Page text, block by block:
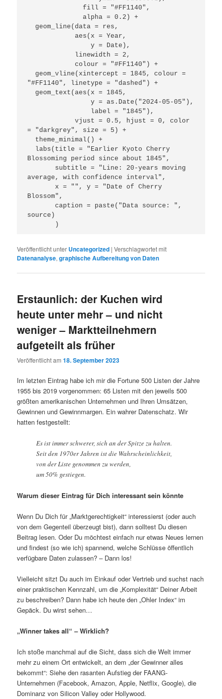
                y = Date),
            colour = "#FF1140") +
"#FF1140", linetype = "dashed") +
                y = as.Date("2024-05-05"),
            vjust = 0.5, hjust = 0, color
= "darkgrey", size = 5) +
Blossoming period since about 1845",
average, with confidence interval",
Blossom",
       caption = paste("Data source: ",
source)
       )
Veröffentlicht unter Uncategorized |Verschlagwortet mit
Datenanalyse,graphische Aufbereitung von Daten
Erstaunlich: der Kuchen wird
heute unter mehr – und nicht
weniger – Marktteilnehmern
aufgeteilt als früher
Veröffentlicht am18. September 2023
Im letzten Eintrag habe ich mir die Fortune 500 Listen der Jahre
1955 bis 2019 vorgenommen: 65 Listen mit den jeweils 500
größten amerikanischen Unternehmen und Ihren Umsätzen,
Gewinnen und Gewinnmargen. Ein wahrer Datenschatz. Wir
hatten festgestellt:
Es ist immer schwerer, sich an der Spitze zu halten.
Seit den 1970er Jahren ist die Wahrscheinlichkeit,
von der Liste genommen zu werden,
um 50% gestiegen.
Warum dieser Eintrag für Dich interessant sein könnte
Wenn Du Dich für „Marktgerechtigkeit“ interessierst (oder auch
von dem Gegenteil überzeugt bist), dann solltest Du diesen
Beitrag lesen. Oder Du möchtest einfach nur etwas Neues lernen
und findest (so wie ich) spannend, welche Schlüsse öffentlich
verfügbare Daten zulassen? – Dann los!
Vielleicht sitzt Du auch im Einkauf oder Vertrieb und suchst nach
einer praktischen Kennzahl, um die „Komplexität“ Deiner Arbeit
zu beschreiben? Dann habe ich heute den „Ohler Index“ im
Gepäck. Du wirst sehen…
„Winner takes all“ – Wirklich?
Ich stoße manchmal auf die Sicht, dass sich die Welt immer
mehr zu einem Ort entwickelt, an dem „der Gewinner alles
bekommt“: Siehe den rasanten Aufstieg der FAANG-
Unternehmen (Facebook, Amazon, Apple, Netflix, Google), die
Dominanz von Silicon Valley oder Hollywood.